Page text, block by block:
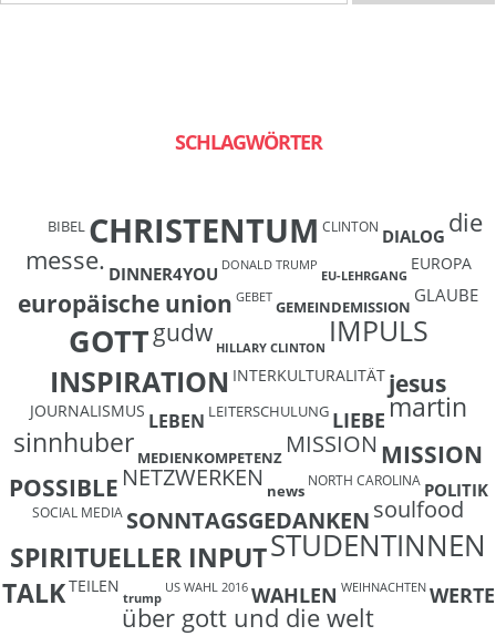
SCHLAGWÖRTER
BIBEL CHRISTENTUM CLINTON DIALOG die
messe. DINNER4YOU DONALD TRUMP
EU-LEHRGANG
EUROPA
europäische union GEBET GEMEINDEMISSION
GLAUBE
GOTTgudw HILLARY CLINTON IMPULS
INSPIRATION INTERKULTURALITÄT jesus
JOURNALISMUS LEBEN LEITERSCHULUNG LIEBEmartin
sinnhuber MEDIENKOMPETENZ MISSION MISSION
POSSIBLE NETZWERKEN news
NORTH CAROLINA POLITIK
SOCIAL MEDIA SONNTAGSGEDANKENsoulfood
SPIRITUELLER INPUTSTUDENTINNEN
TALKTEILEN
trump
US WAHL 2016 WAHLEN WEIHNACHTEN WERTE
über gott und die welt